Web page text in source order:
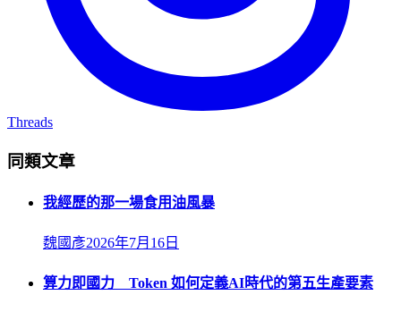
Threads
同類文章
我經歷的那一場食用油風暴
魏國彥2026年7月16日
算力即國力 Token 如何定義AI時代的第五生產要素